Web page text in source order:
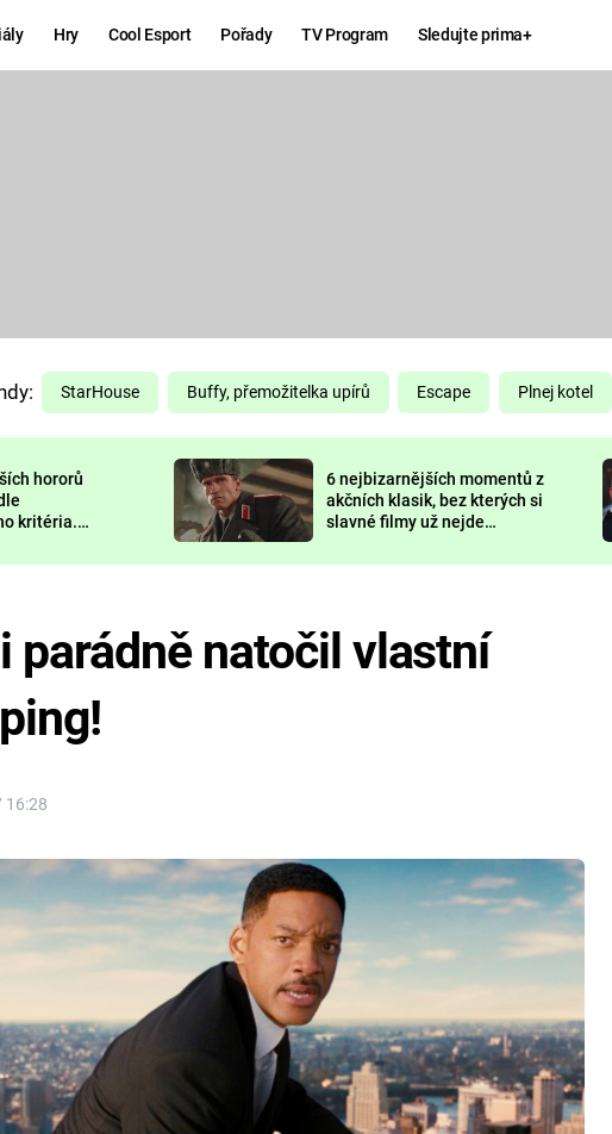
Hry Cool Esport Pořady TV Program Sledujte prima+
DELIVERANCE
CHUCK
StarHouse Buffy, přemožitelka upírů Escape Plnej kotel
hororů
kritéria.
tep?
6 nejbizarnějších momentů z
akčních klasik, bez kterých si
slavné filmy už nejde
16:28
parádně natočil vlastní